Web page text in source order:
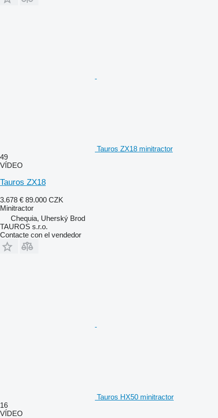
Tauros ZX18 minitractor
49
VÍDEO
Tauros ZX18
3.678 € 89.000 CZK
Minitractor
Chequia, Uherský Brod
TAUROS s.r.o.
Contacte con el vendedor
Tauros HX50 minitractor
16
VÍDEO